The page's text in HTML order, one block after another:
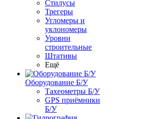
Стилусы
Трегеры
Угломеры и
уклономеры
Уровни
строительные
Штативы
Ещё
Оборудование Б/У
Тахеометры Б/У
GPS приёмники
Б/У